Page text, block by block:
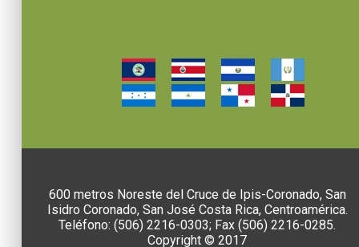
600 metros Noreste del Cruce de Ipis-Coronado, San
Isidro Coronado, San José Costa Rica, Centroamérica.
Teléfono: (506) 2216-0303; Fax (506) 2216-0285.
Copyright © 2017